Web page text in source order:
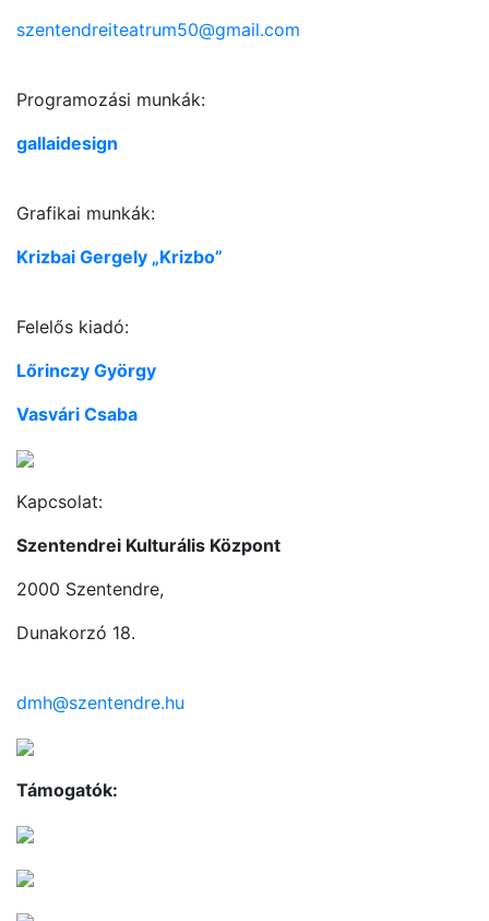
szentendreiteatrum50@gmail.com
Programozási munkák:
gallaidesign
Grafikai munkák:
Krizbai Gergely „Krizbo”
Felelős kiadó:
Lőrinczy György
Vasvári Csaba
Kapcsolat:
Szentendrei Kulturális Központ
2000 Szentendre,
Dunakorzó 18.
dmh@szentendre.hu
Támogatók: